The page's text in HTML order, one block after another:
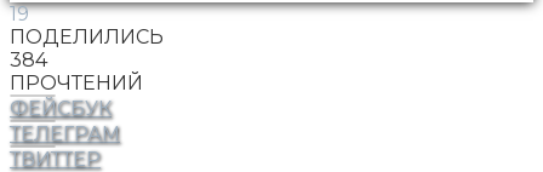
19
ПОДЕЛИЛИСЬ
384
ПРОЧТЕНИЙ
ФЕЙСБУК
ТЕЛЕГРАМ
ТВИТТЕР